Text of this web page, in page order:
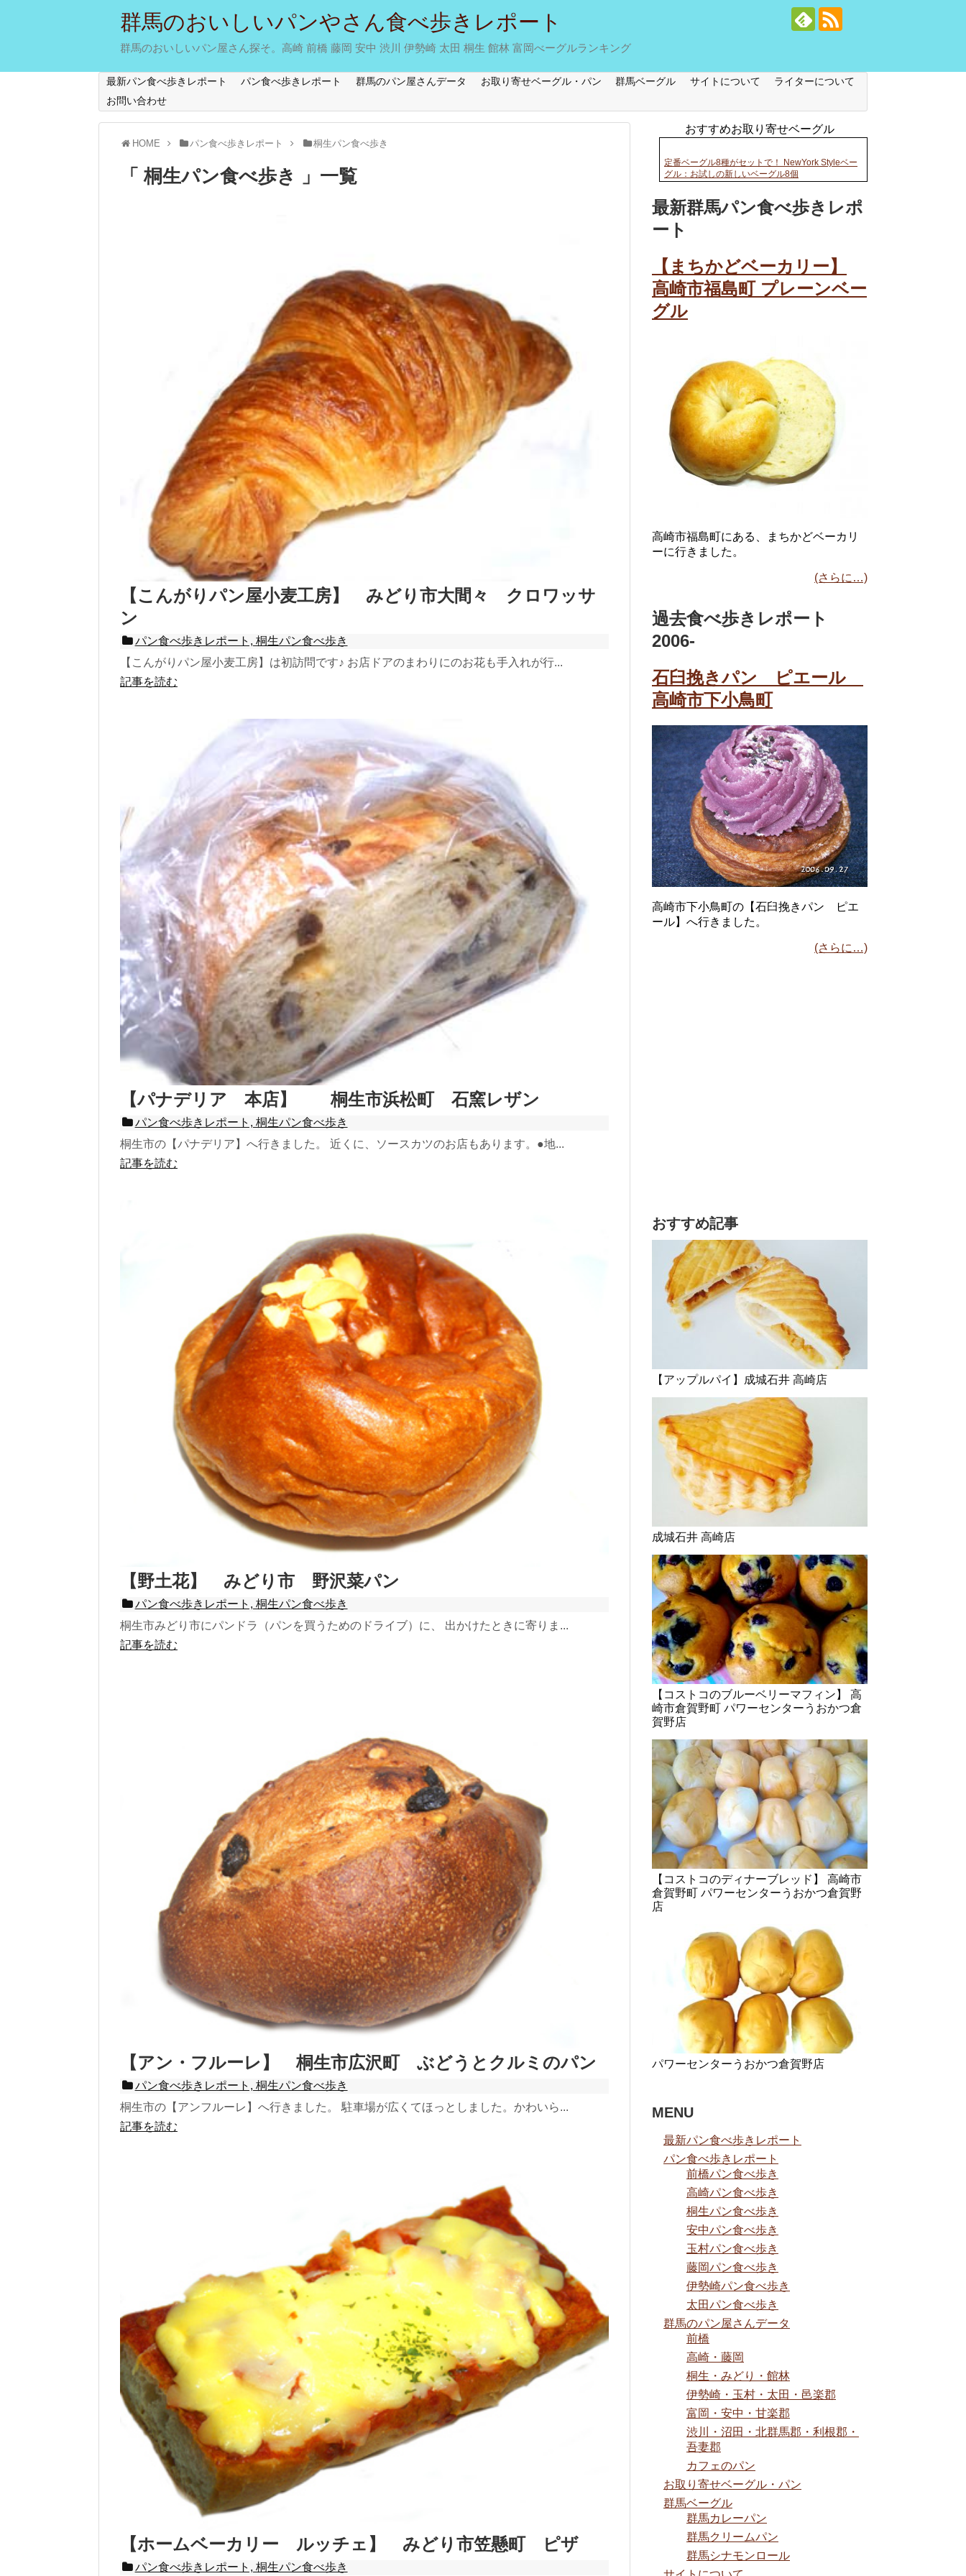
群馬のおいしいパンやさん食べ歩きレポート
群馬のおいしいパン屋さん探そ。高崎 前橋 藤岡 安中 渋川 伊勢崎 太田 桐生 館林 富岡べーグルランキング
最新パン食べ歩きレポート パン食べ歩きレポート 群馬のパン屋さんデータ お取り寄せベーグル・パン 群馬ベーグル サイトについて
ライターについて
お問い合わせ
HOME パン食べ歩きレポート 桐生パン食べ歩き
「 桐生パン食べ歩き 」一覧
【こんがりパン屋小麦工房】 みどり市大間々 クロワッサ
ン
パン食べ歩きレポート, 桐生パン食べ歩き
【こんがりパン屋小麦工房】は初訪問です♪ お店ドアのまわりにのお花も手入れが行...
記事を読む
【パナデリア 本店】 桐生市浜松町 石窯レザン
パン食べ歩きレポート, 桐生パン食べ歩き
桐生市の【パナデリア】へ行きました。 近くに、ソースカツのお店もあります。●地...
記事を読む
【野土花】 みどり市 野沢菜パン
パン食べ歩きレポート, 桐生パン食べ歩き
桐生市みどり市にパンドラ（パンを買うためのドライブ）に、 出かけたときに寄りま...
記事を読む
【アン・フルーレ】 桐生市広沢町 ぶどうとクルミのパン
パン食べ歩きレポート, 桐生パン食べ歩き
桐生市の【アンフルーレ】へ行きました。 駐車場が広くてほっとしました。かわいら...
記事を読む
【ホームベーカリー ルッチェ】 みどり市笠懸町 ピザ
パン食べ歩きレポート, 桐生パン食べ歩き
おすすめお取り寄せベーグル
定番ベーグル8種がセットで！ NewYork Styleベー
グル：お試しの新しいベーグル8個
最新群馬パン食べ歩きレポ
ート
【まちかどベーカリー】
高崎市福島町 プレーンベー
グル
高崎市福島町にある、まちかどベーカリ
ーに行きました。
(さらに…)
過去食べ歩きレポート
2006-
石臼挽きパン ピエール
高崎市下小鳥町
高崎市下小鳥町の【石臼挽きパン ピエ
ール】へ行きました。
(さらに…)
おすすめ記事
【アップルパイ】成城石井 高崎店
成城石井 高崎店
【コストコのブルーベリーマフィン】 高
崎市倉賀野町 パワーセンターうおかつ倉
賀野店
【コストコのディナーブレッド】 高崎市
倉賀野町 パワーセンターうおかつ倉賀野
店
パワーセンターうおかつ倉賀野店
MENU
最新パン食べ歩きレポート
パン食べ歩きレポート
前橋パン食べ歩き
高崎パン食べ歩き
桐生パン食べ歩き
安中パン食べ歩き
玉村パン食べ歩き
藤岡パン食べ歩き
伊勢崎パン食べ歩き
太田パン食べ歩き
群馬のパン屋さんデータ
前橋
高崎・藤岡
桐生・みどり・館林
伊勢崎・玉村・太田・邑楽郡
富岡・安中・甘楽郡
渋川・沼田・北群馬郡・利根郡・
吾妻郡
カフェのパン
お取り寄せベーグル・パン
群馬ベーグル
群馬カレーパン
群馬クリームパン
群馬シナモンロール